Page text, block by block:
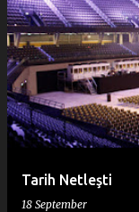
Tarih Netleşti
18 September